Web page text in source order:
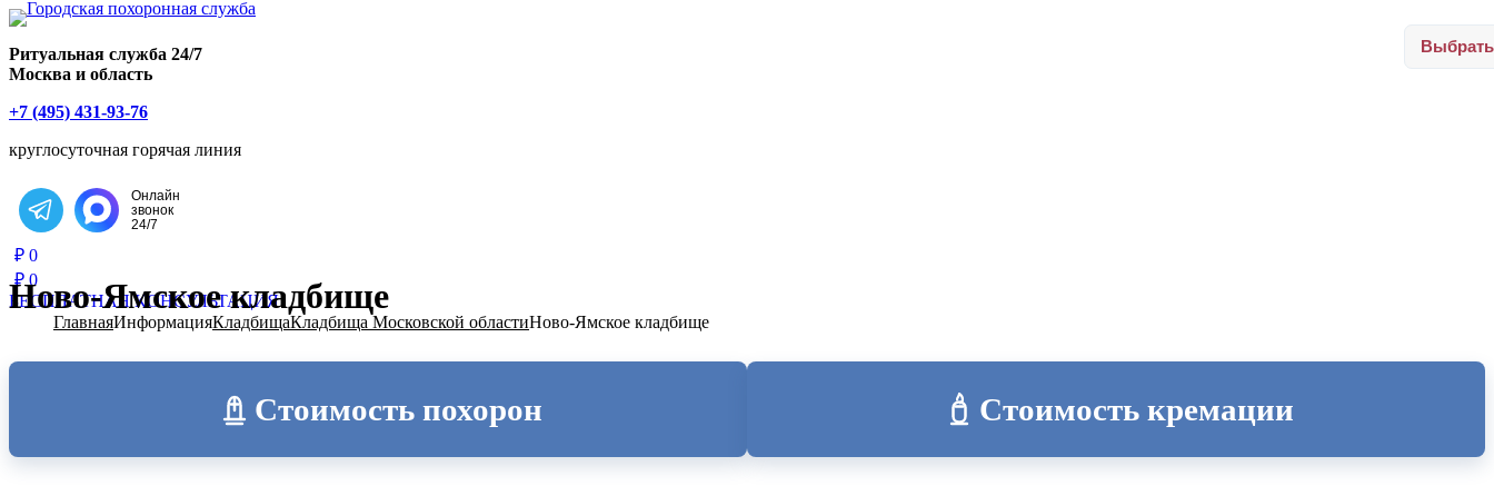
Ритуальная служба 24/7
Москва и область
+7 (495) 431-93-76
круглосуточная горячая линия
Написать в Telegram
Онлайн
звонок
24/7
₽ 0
₽ 0
БЕСПЛАТНАЯ КОНСУЛЬТАЦИЯ
ГлавнаяИнформацияКладбищаКладбища Московской областиНово-Ямское кладбище
Ново-Ямское кладбище
Стоимость похорон Стоимость кремации